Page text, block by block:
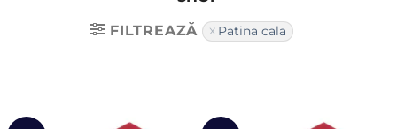
FILTREAZĂ
Patina cala